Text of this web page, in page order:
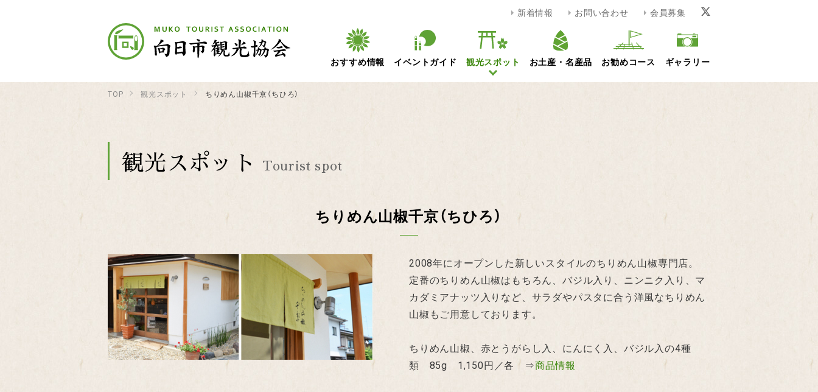
おすすめ情報 イベントガイド 観光スポット お土産・名産品 お勧めコース ギャラリー
新着情報 お問い合わせ 会員募集
TOP 観光スポット ちりめん山椒千京（ちひろ）
観光スポット Tourist spot
ちりめん山椒千京（ちひろ）
2008年にオープンした新しいスタイルのちりめん山椒専門店。
定番のちりめん山椒はもちろん、バジル入り、ニンニク入り、マ
カダミアナッツ入りなど、サラダやパスタに合う洋風なちりめん
山椒もご用意しております。
ちりめん山椒、赤とうがらし入、にんにく入、バジル入の4種
類 85g 1,150円／各 ⇒商品情報